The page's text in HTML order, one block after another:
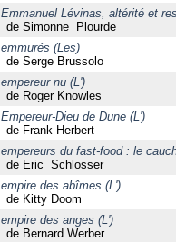
Emmanuel Lévinas, altérité et
de Simonne Plourde
emmurés (Les)
de Serge Brussolo
empereur nu (L')
de Roger Knowles
Empereur-Dieu de Dune (L')
de Frank Herbert
empereurs du fast-food : le
de Eric Schlosser
empire des abîmes (L')
de Kitty Doom
empire des anges (L')
de Bernard Werber